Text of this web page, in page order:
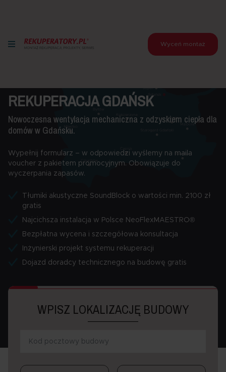
Wyceń montaż
REKUPERACJA GDAŃSK
Nowoczesna wentylacja mechaniczna z odzyskiem ciepła dla
domów w Gdańsku.
Wypełnij formularz – w odpowiedzi wyślemy na maila
voucher z pakietem promocyjnym. Obowiązuje do
wyczerpania zapasów.
Tłumiki akustyczne SoundBlock o wartości min. 2100 zł
gratis
Najcichsza instalacja w Polsce NeoFlexMAESTRO®
Bezpłatna wycena i szczegółowa konsultacja
Inżynierski projekt systemu rekuperacji
Dojazd doradcy technicznego na budowę gratis
WPISZ LOKALIZACJĘ BUDOWY